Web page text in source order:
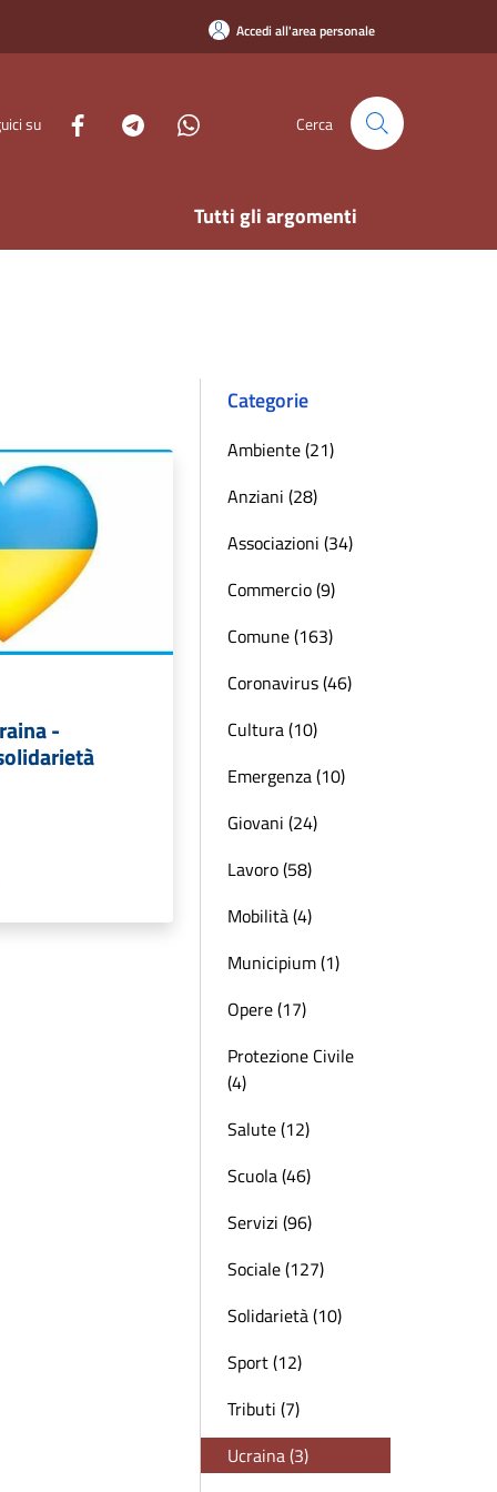
Accedi all'area personale
su Cerca
Tutti gli argomenti
-
Categorie
Ambiente (21)
Anziani (28)
Associazioni (34)
Commercio (9)
Comune (163)
Coronavirus (46)
Cultura (10)
Emergenza (10)
Giovani (24)
Lavoro (58)
Mobilità (4)
Municipium (1)
Opere (17)
Protezione Civile
(4)
Salute (12)
Scuola (46)
Servizi (96)
Sociale (127)
Solidarietà (10)
Sport (12)
Tributi (7)
Ucraina (3)